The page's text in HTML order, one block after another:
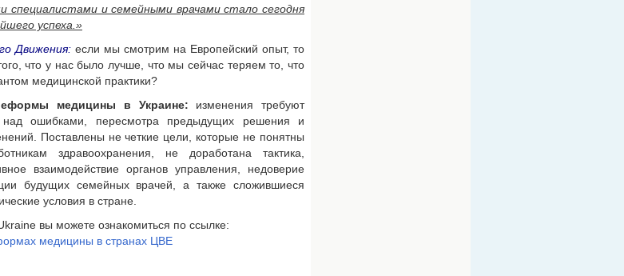
специалистами и семейными врачами стало сегодня
успеха.»
Движения: если мы смотрим на Европейский опыт, то
что у нас было лучше, что мы сейчас теряем то, что
медицинской практики?
медицины в Украине: изменения требуют
над ошибками, пересмотра предыдущих решения и
Поставлены не четкие цели, которые не понятны
здравоохранения, не доработана тактика,
взаимодействие органов управления, недоверие
будущих семейных врачей, а также сложившиеся
условия в стране.
вы можете ознакомиться по ссылке:
медицины в странах ЦВЕ